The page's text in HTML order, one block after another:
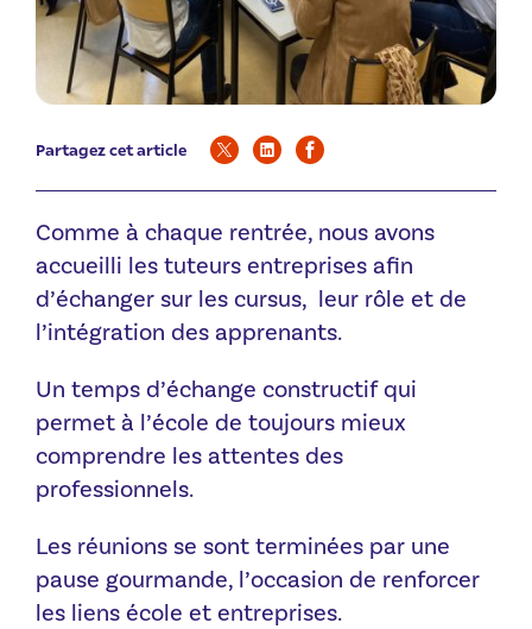
Partagez cet article
Comme à chaque rentrée, nous avons
accueilli les tuteurs entreprises afin
d’échanger sur les cursus, leur rôle et de
l’intégration des apprenants.
Un temps d’échange constructif qui
permet à l’école de toujours mieux
comprendre les attentes des
professionnels.
Les réunions se sont terminées par une
pause gourmande, l’occasion de renforcer
les liens école et entreprises.